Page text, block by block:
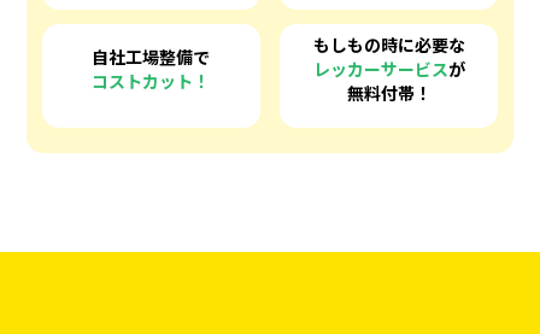
自社工場整備で
コストカット！
もしもの時に必要な
レッカーサービスが
無料付帯！